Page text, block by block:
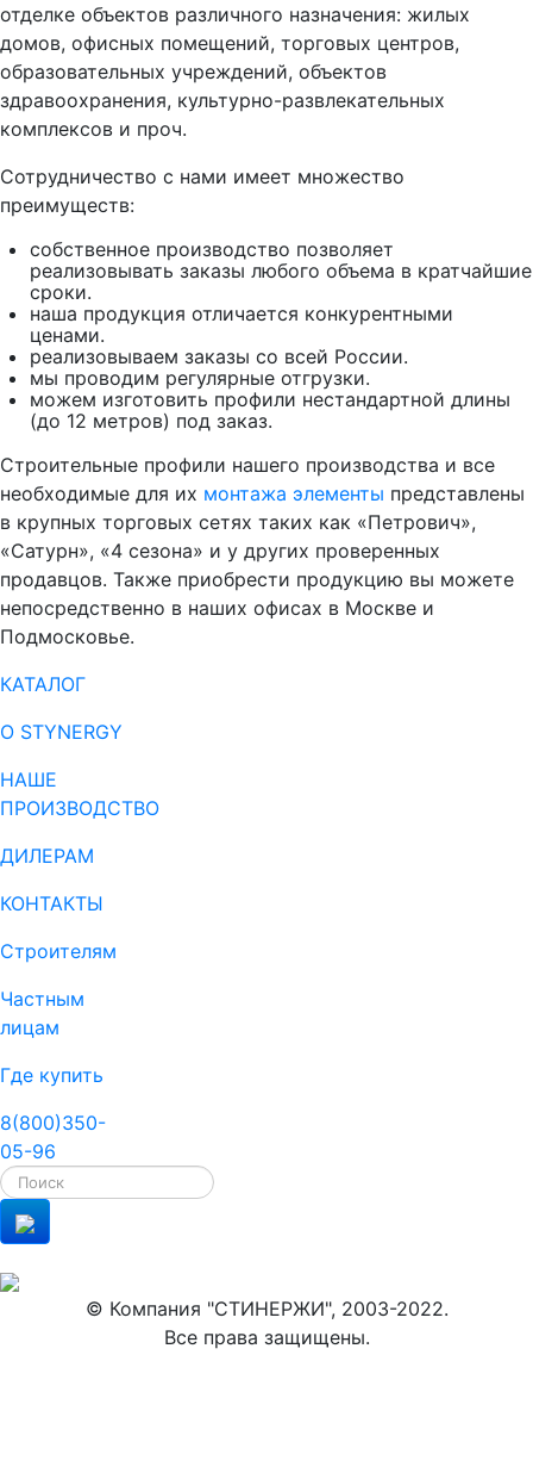
отделке объектов различного назначения: жилых
домов, офисных помещений, торговых центров,
образовательных учреждений, объектов
здравоохранения, культурно-развлекательных
комплексов и проч.
Сотрудничество с нами имеет множество
преимуществ:
собственное производство позволяет
реализовывать заказы любого объема в кратчайшие
сроки.
наша продукция отличается конкурентными
ценами.
реализовываем заказы со всей России.
мы проводим регулярные отгрузки.
можем изготовить профили нестандартной длины
(до 12 метров) под заказ.
Строительные профили нашего производства и все
необходимые для их монтажа элементы представлены
в крупных торговых сетях таких как «Петрович»,
«Сатурн», «4 сезона» и у других проверенных
продавцов. Также приобрести продукцию вы можете
непосредственно в наших офисах в Москве и
Подмосковье.
КАТАЛОГ
О STYNERGY
НАШЕ
ПРОИЗВОДСТВО
ДИЛЕРАМ
КОНТАКТЫ
Строителям
Частным
лицам
Где купить
8(800)350-
05-96
© Компания "СТИНЕРЖИ", 2003-2022.
Все права защищены.